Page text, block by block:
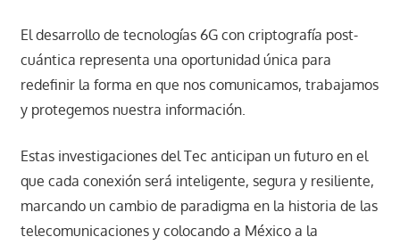
El desarrollo de tecnologías 6G con criptografía post-
cuántica representa una oportunidad única para
redefinir la forma en que nos comunicamos, trabajamos
y protegemos nuestra información.
Estas investigaciones del Tec anticipan un futuro en el
que cada conexión será inteligente, segura y resiliente,
marcando un cambio de paradigma en la historia de las
telecomunicaciones y colocando a México a la